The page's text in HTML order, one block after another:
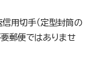
信用切手（定型封筒の
郵便ではありませ